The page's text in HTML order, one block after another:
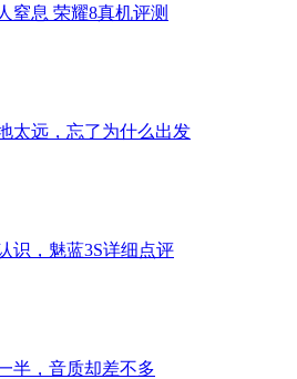
窒息 荣耀8真机评测
太远，忘了为什么出发
识，魅蓝3S详细点评
半，音质却差不多